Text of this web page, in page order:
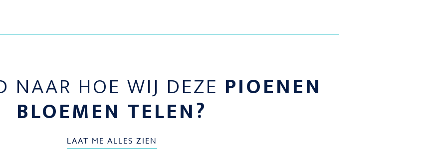
NAAR HOE WIJ DEZE PIOENEN
BLOEMEN TELEN?
LAAT ME ALLES ZIEN